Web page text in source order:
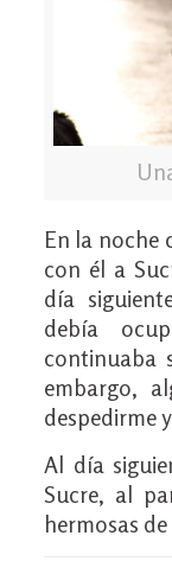
En la noche
con él a
día
debía
continuaba
embargo,
despedirme
Al día
Sucre, al
hermosas